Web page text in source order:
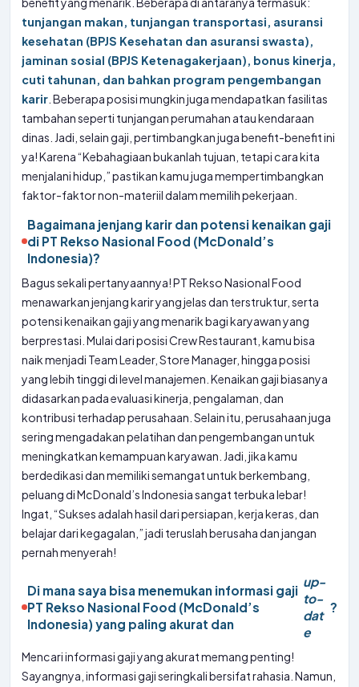
tunjangan makan, tunjangan transportasi, asuransi
kesehatan (BPJS Kesehatan dan asuransi swasta),
jaminan sosial (BPJS Ketenagakerjaan), bonus kinerja,
cuti tahunan, dan bahkan program pengembangan
karir . Beberapa posisi mungkin juga mendapatkan fasilitas
tambahan seperti tunjangan perumahan atau kendaraan
dinas. Jadi, selain gaji, pertimbangkan juga benefit-benefit ini
ya! Karena “Kebahagiaan bukanlah tujuan, tetapi cara kita
menjalani hidup,” pastikan kamu juga mempertimbangkan
faktor-faktor non-materiil dalam memilih pekerjaan.
Bagaimana jenjang karir dan potensi kenaikan gaji
di PT Rekso Nasional Food (McDonald’s
Indonesia)?
Bagus sekali pertanyaannya! PT Rekso Nasional Food
menawarkan jenjang karir yang jelas dan terstruktur, serta
potensi kenaikan gaji yang menarik bagi karyawan yang
berprestasi. Mulai dari posisi Crew Restaurant, kamu bisa
naik menjadi Team Leader, Store Manager, hingga posisi
yang lebih tinggi di level manajemen. Kenaikan gaji biasanya
didasarkan pada evaluasi kinerja, pengalaman, dan
kontribusi terhadap perusahaan. Selain itu, perusahaan juga
sering mengadakan pelatihan dan pengembangan untuk
meningkatkan kemampuan karyawan. Jadi, jika kamu
berdedikasi dan memiliki semangat untuk berkembang,
peluang di McDonald’s Indonesia sangat terbuka lebar!
Ingat, “Sukses adalah hasil dari persiapan, kerja keras, dan
belajar dari kegagalan,” jadi teruslah berusaha dan jangan
pernah menyerah!
Di mana saya bisa menemukan informasi gaji
PT Rekso Nasional Food (McDonald’s
Indonesia) yang paling akurat dan
up-
to-
dat
e
?
Mencari informasi gaji yang akurat memang penting!
Sayangnya, informasi gaji seringkali bersifat rahasia. Namun,